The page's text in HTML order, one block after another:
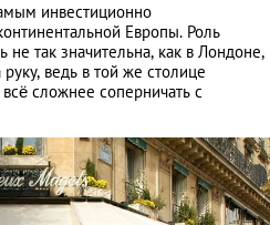
инвестиционно
Европы. Роль
не так значительна, как в Лондоне,
ведь в той же столице
сложнее соперничать с